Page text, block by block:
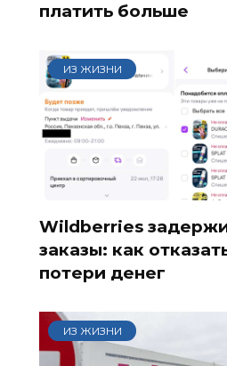
платить больше
ИЗ ЖИЗНИ
Wildberries
заказы: как
потери денег
ИЗ ЖИЗНИ